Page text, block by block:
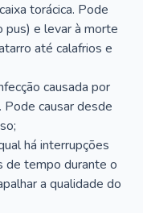
torácica. Pode
pus) e levar à morte
até calafrios e
causada por
causar desde
há interrupções
de tempo durante o
a qualidade do